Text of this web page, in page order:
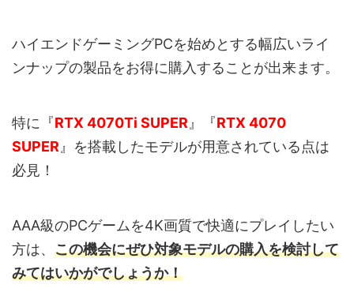
ハイエンドゲーミングPCを始めとする幅広いライ
ンナップの製品をお得に購入することが出来ます。
特に『RTX 4070Ti SUPER』『RTX 4070
SUPER』を搭載したモデルが用意されている点は
必見！
AAA級のPCゲームを4K画質で快適にプレイしたい
方は、 この機会にぜひ対象モデルの購入を検討して
みてはいかがでしょうか！